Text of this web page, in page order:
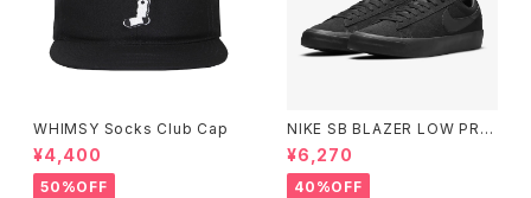
WHIMSY Socks Club Cap
¥4,400
50%OFF
NIKE SB BLAZER LOW PRO
GT BLACK/BLACK ナイキエ
スビー ブレーザー ロー ブラッ
ク
¥6,270
40%OFF